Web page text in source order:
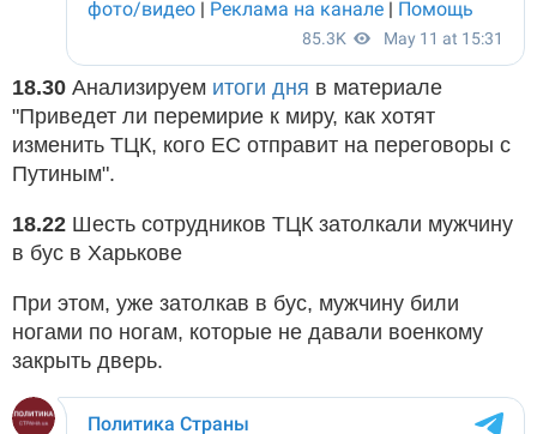
18.30 Анализируем итоги дня в материале
"Приведет ли перемирие к миру, как хотят
изменить ТЦК, кого ЕС отправит на переговоры с
Путиным".
18.22 Шесть сотрудников ТЦК затолкали мужчину
в бус в Харькове
При этом, уже затолкав в бус, мужчину били
ногами по ногам, которые не давали военкому
закрыть дверь.